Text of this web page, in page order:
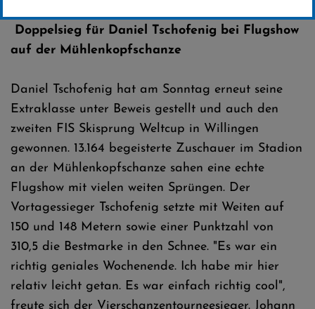
Doppelsieg für Daniel Tschofenig bei Flugshow
auf der Mühlenkopfschanze
Daniel Tschofenig hat am Sonntag erneut seine
Extraklasse unter Beweis gestellt und auch den
zweiten FIS Skisprung Weltcup in Willingen
gewonnen. 13.164 begeisterte Zuschauer im Stadion
an der Mühlenkopfschanze sahen eine echte
Flugshow mit vielen weiten Sprüngen. Der
Vortagessieger Tschofenig setzte mit Weiten auf
150 und 148 Metern sowie einer Punktzahl von
310,5 die Bestmarke in den Schnee. "Es war ein
richtig geniales Wochenende. Ich habe mir hier
relativ leicht getan. Es war einfach richtig cool",
freute sich der Vierschanzentourneesieger. Johann